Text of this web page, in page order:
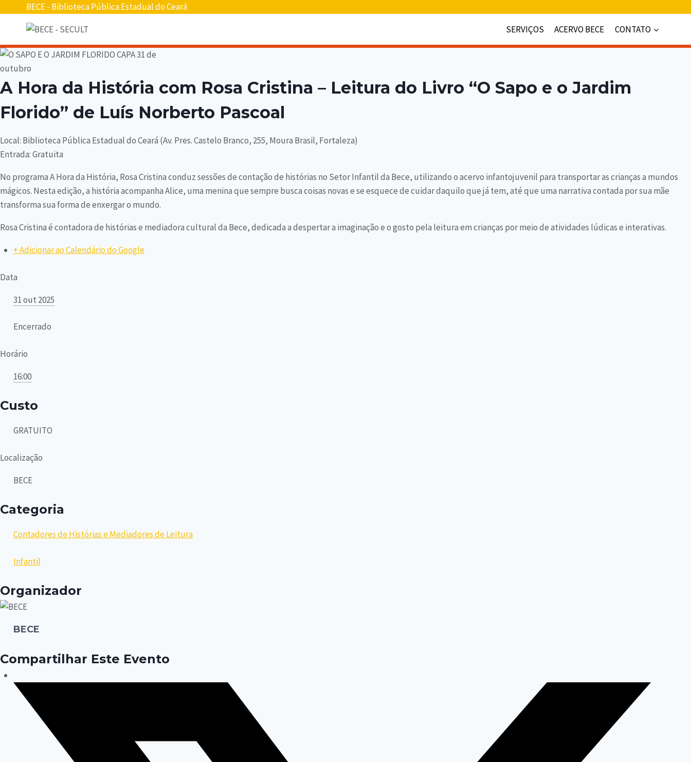
BECE - Biblioteca Pública Estadual do Ceará
SERVIÇOS
ACERVO BECE CONTATO
A Hora da História com Rosa Cristina – Leitura do Livro “O Sapo e o Jardim
Florido” de Luís Norberto Pascoal
Local: Biblioteca Pública Estadual do Ceará (Av. Pres. Castelo Branco, 255, Moura Brasil, Fortaleza)
Entrada: Gratuita
No programa A Hora da História, Rosa Cristina conduz sessões de contação de histórias no Setor Infantil da Bece, utilizando o acervo infantojuvenil para transportar as crianças a mundos
mágicos. Nesta edição, a história acompanha Alice, uma menina que sempre busca coisas novas e se esquece de cuidar daquilo que já tem, até que uma narrativa contada por sua mãe
transforma sua forma de enxergar o mundo.
Rosa Cristina é contadora de histórias e mediadora cultural da Bece, dedicada a despertar a imaginação e o gosto pela leitura em crianças por meio de atividades lúdicas e interativas.
+ Adicionar ao Calendário do Google
Data
31 out 2025
Encerrado
Horário
16:00
Custo
GRATUITO
Localização
BECE
Categoria
Contadores de Histórias e Mediadores de Leitura
Infantil
Organizador
BECE
Compartilhar Este Evento